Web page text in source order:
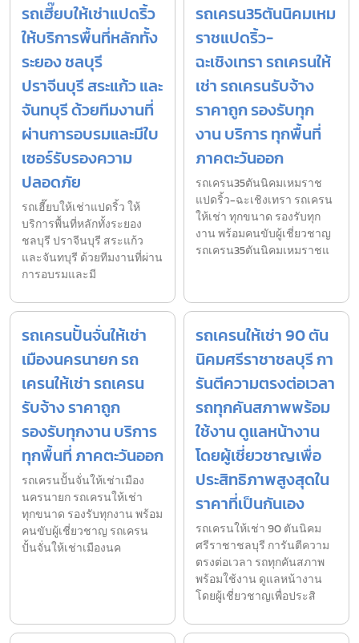
รถเฮี๊ยบให้เช่าแปดริ้ว
ให้บริการพื้นที่หลักทั้ง
ระยอง ชลบุรี
ปราจีนบุรี สระแก้ว และ
จันทบุรี ด้วยทีมงานที่
ผ่านการอบรมและมีใบ
เซอร์รับรองความ
ปลอดภัย
รถเฮี๊ยบให้เช่าแปดริ้ว ให้
บริการพื้นที่หลักทั้งระยอง
ชลบุรี ปราจีนบุรี สระแก้ว
และจันทบุรี ด้วยทีมงานที่ผ่าน
การอบรมและมี
รถเครน35ตันนิคมเหม
ราชแปดริ้ว-
ฉะเชิงเทรา รถเครนให้
เช่า รถเครนรับจ้าง
ราคาถูก รองรับทุก
งาน บริการ ทุกพื้นที่
ภาคตะวันออก
รถเครน35ตันนิคมเหมราช
แปดริ้ว-ฉะเชิงเทรา รถเครน
ให้เช่า ทุกขนาด รองรับทุก
งาน พร้อมคนขับผู้เชี่ยวชาญ
รถเครน35ตันนิคมเหมราชแ
รถเครนปั้นจั่นให้เช่า
เมืองนครนายก รถ
เครนให้เช่า รถเครน
รับจ้าง ราคาถูก
รองรับทุกงาน บริการ
ทุกพื้นที่ ภาคตะวันออก
รถเครนปั้นจั่นให้เช่าเมือง
นครนายก รถเครนให้เช่า
ทุกขนาด รองรับทุกงาน พร้อม
คนขับผู้เชี่ยวชาญ รถเครน
ปั้นจั่นให้เช่าเมืองนค
รถเครนให้เช่า 90 ตัน
นิคมศรีราชาชลบุรี กา
รันตีความตรงต่อเวลา
รถทุกคันสภาพพร้อม
ใช้งาน ดูแลหน้างาน
โดยผู้เชี่ยวชาญเพื่อ
ประสิทธิภาพสูงสุดใน
ราคาที่เป็นกันเอง
รถเครนให้เช่า 90 ตันนิคม
ศรีราชาชลบุรี การันตีความ
ตรงต่อเวลา รถทุกคันสภาพ
พร้อมใช้งาน ดูแลหน้างาน
โดยผู้เชี่ยวชาญเพื่อประสิ